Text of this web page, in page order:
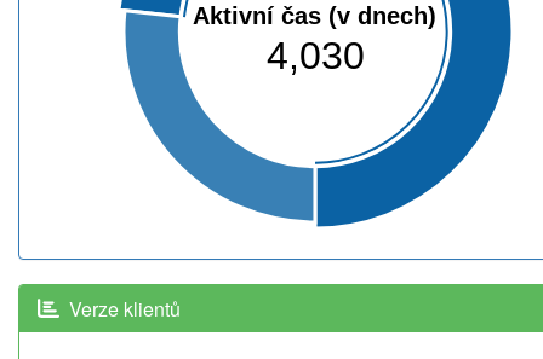
Aktivní čas (v dnech)
4,030
Verze klientů